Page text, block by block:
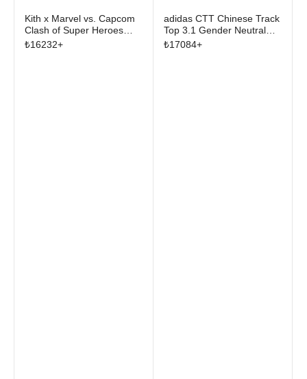
Kith x Marvel vs. Capcom
Clash of Super Heroes
Vintage Tee Black
₺16232+
adidas CTT Chinese Track
Top 3.1 Gender Neutral
Jacket Oat
₺17084+